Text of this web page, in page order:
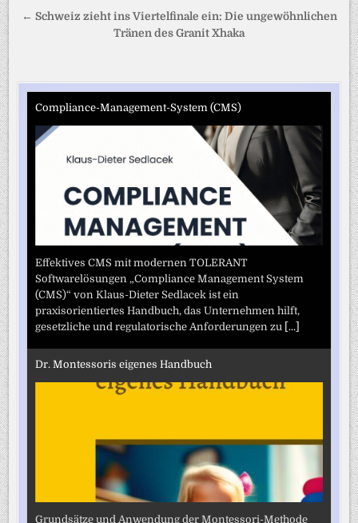
← Schweiz zieht ins Viertelfinale ein: Die ungewöhnlichen
Tränen des Granit Xhaka
Compliance-Management-System (CMS)
Effektives CMS mit modernen TOLERANT
Softwarelösungen „Compliance Management System
(CMS)“ von Klaus-Dieter Sedlacek ist ein
praxisorientiertes Handbuch, das Unternehmen hilft,
gesetzliche und regulatorische Anforderungen zu [...]
Dr. Montessoris eigenes Handbuch
Grundsätze und Anwendung der Montessori-Methode